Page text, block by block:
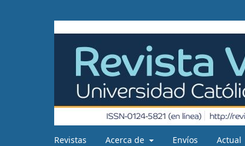
Revistas Acerca de Envíos Actual